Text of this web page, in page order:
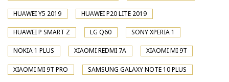
HUAWEI Y5 2019 HUAWEI P20 LITE 2019
HUAWEI P SMART Z LG Q60 SONY XPERIA 1
NOKIA 1 PLUS XIAOMI REDMI 7A XIAOMI MI 9T
XIAOMI MI 9T PRO SAMSUNG GALAXY NOTE 10 PLUS